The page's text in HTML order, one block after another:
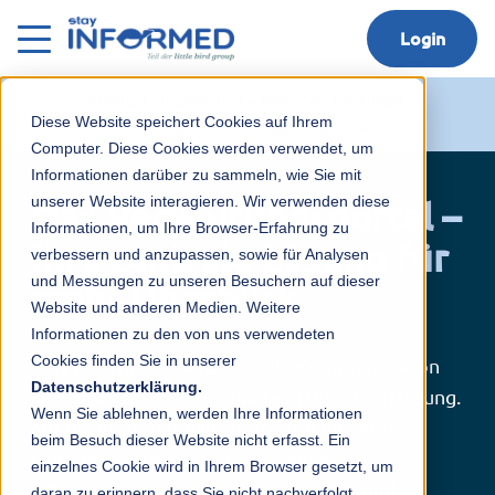
Diese Website speichert Cookies auf Ihrem
Computer. Diese Cookies werden verwendet, um
Informationen darüber zu sammeln, wie Sie mit
unserer Website interagieren. Wir verwenden diese
Informationen, um Ihre Browser-Erfahrung zu
verbessern und anzupassen, sowie für Analysen
und Messungen zu unseren Besuchern auf dieser
Website und anderen Medien. Weitere
Informationen zu den von uns verwendeten
Cookies finden Sie in unserer
Datenschutzerklärung.
Wenn Sie ablehnen, werden Ihre Informationen
beim Besuch dieser Website nicht erfasst. Ein
einzelnes Cookie wird in Ihrem Browser gesetzt, um
Login
Das Verwaltungsportal –
Ihre zentrale Lösung für
mehr Überblick
Stay Informed erleichtert die Kommunikation
und digitalisiert die Abläufe in Ihrer Einrichtung.
Mit unserem Verwaltungsportal behalten
Leitungskräfte in in Kitas, Schulen,
Schulkindbetreuung sowie in Pflege- und
Jetzt kostenfrei 14 Tage testen!